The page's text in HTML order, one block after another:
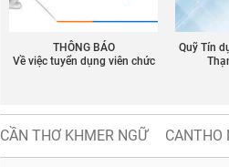
THÔNG BÁO
Về việc tuyển dụng viên chức
Quỹ Tín
CẦN THƠ KHMER NGỮ CANTHO